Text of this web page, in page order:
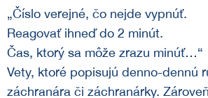
„Číslo verejné, čo nejde vypnúť.
Reagovať ihneď do 2 minút.
Čas, ktorý sa môže zrazu minúť…“
Vety, ktoré popisujú denno-dennú
záchranára či záchranárky.